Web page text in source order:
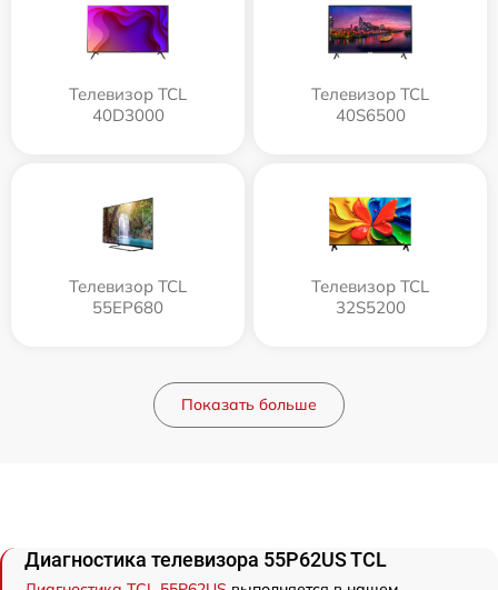
Телевизор TCL
40D3000
Телевизор TCL
40S6500
Телевизор TCL
55EP680
Телевизор TCL
32S5200
Показать больше
Диагностика телевизора 55P62US TCL